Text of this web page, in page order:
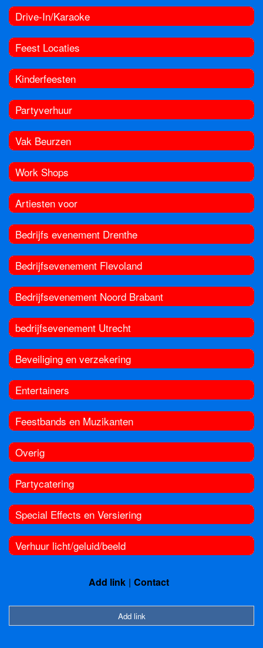
Drive-In/Karaoke
Feest Locaties
Kinderfeesten
Partyverhuur
Vak Beurzen
Work Shops
Artiesten voor
Bedrijfs evenement Drenthe
Bedrijfsevenement Flevoland
Bedrijfsevenement Noord Brabant
bedrijfsevenement Utrecht
Beveiliging en verzekering
Entertainers
Feestbands en Muzikanten
Overig
Partycatering
Special Effects en Versiering
Verhuur licht/geluid/beeld
Add link Contact
Add link